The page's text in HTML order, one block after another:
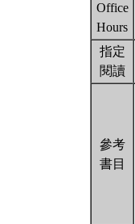
Office
Hours
指定
閱讀
參考
書目